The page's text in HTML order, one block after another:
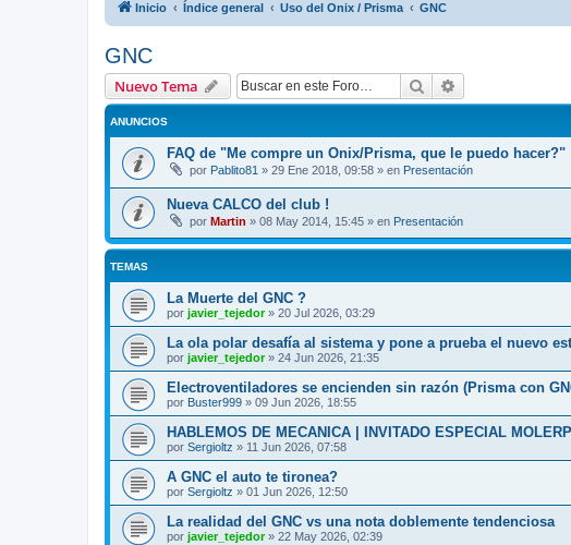
Inicio Índice general Uso del Onix / Prisma GNC
GNC
Nuevo Tema Buscar
ANUNCIOS
FAQ de "Me compre un Onix/Prisma, que le puedo hacer?"
por Pablito81 » 29 Ene 2018, 09:58 » en Presentación
Nueva CALCO del club !
por Martin » 08 May 2014, 15:45 » en Presentación
TEMAS
La Muerte del GNC ?
por javier_tejedor» 20 Jul 2026, 03:29
La ola polar desafía al sistema y pone a prueba el nuevo
por javier_tejedor» 24 Jun 2026, 21:35
Electroventiladores se encienden sin razón (Prisma con
por Buster999 » 09 Jun 2026, 18:55
HABLEMOS DE MECANICA | INVITADO ESPECIAL
por Sergioltz » 11 Jun 2026, 07:58
A GNC el auto te tironea?
por Sergioltz » 01 Jun 2026, 12:50
La realidad del GNC vs una nota doblemente tendenciosa
por javier_tejedor» 22 May 2026, 02:39